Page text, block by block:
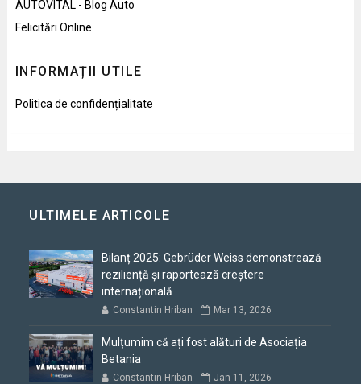
AUTOVITAL - Blog Auto
Felicitări Online
INFORMAȚII UTILE
Politica de confidențialitate
ULTIMELE ARTICOLE
Bilanț 2025: Gebrüder Weiss demonstrează
reziliență și raportează creștere
internațională
Constantin Hriban Mar 13, 2026
Mulțumim că ați fost alături de Asociația
Betania
Constantin Hriban Jan 11, 2026